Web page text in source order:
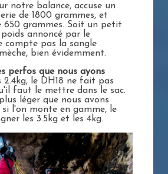
notre balance, accuse un
de 1800 grammes, et
650 grammes. Soit un petit
annoncé par le
compte pas la sangle
bien évidemment.
perfos que nous ayons
2.4kg, le DH18 ne fait pas
faut le mettre dans le sac.
léger que nous avons
l'on monte en gamme, le
les 3.5kg et les 4kg.